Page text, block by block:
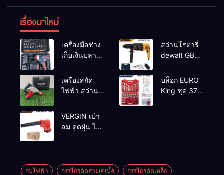
เรื่องมาใหม่
เครื่องมือช่าง
เก็บเงินปลาย
สว่านโรตารี่
dewalt GBH
2-26 DFR ทุ่น
ทองแดงแท้
100%
เครื่องสกัด
ไฟฟ้า สว่าน
MAKTEC รุ่น MT2926A
บล็อก EURO
King ชุด 37
VERGIN เป่า
ลม ดูดฝุ่น ไร้
กบไฟฟ้า กรรไกรตัดสายเคเบิ้ล กรรไกรตัดเหล็ก